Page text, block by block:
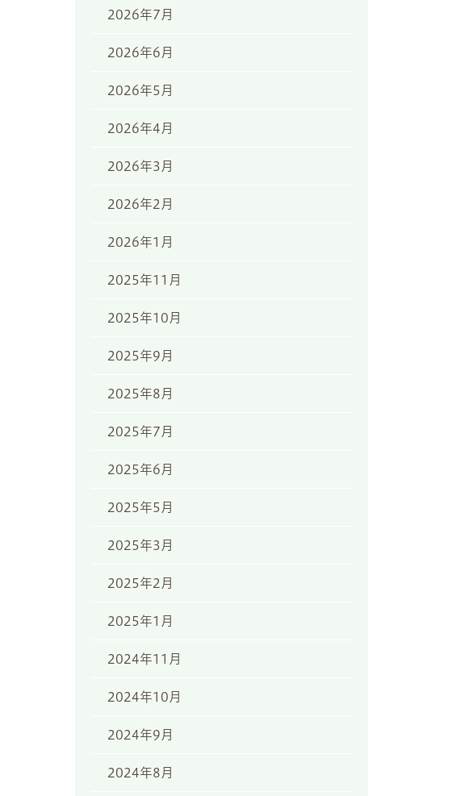
2026年7月
2026年6月
2026年5月
2026年4月
2026年3月
2026年2月
2026年1月
2025年11月
2025年10月
2025年9月
2025年8月
2025年7月
2025年6月
2025年5月
2025年3月
2025年2月
2025年1月
2024年11月
2024年10月
2024年9月
2024年8月